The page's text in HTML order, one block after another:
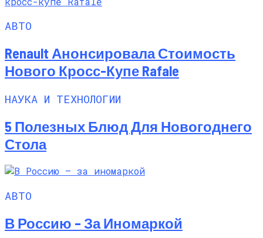
АВТО
Renault Анонсировала Стоимость
Нового Кросс-Купе Rafale
НАУКА И ТЕХНОЛОГИИ
5 Полезных Блюд Для Новогоднего
Стола
АВТО
В Россию – За Иномаркой